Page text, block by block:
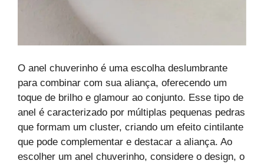
O anel chuverinho é uma escolha deslumbrante
para combinar com sua aliança, oferecendo um
toque de brilho e glamour ao conjunto. Esse tipo de
anel é caracterizado por múltiplas pequenas pedras
que formam um cluster, criando um efeito cintilante
que pode complementar e destacar a aliança. Ao
escolher um anel chuverinho, considere o design, o